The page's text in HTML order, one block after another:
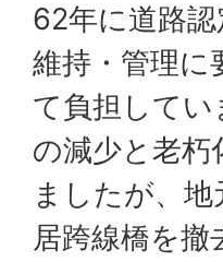
62年に道路
維持・管理に
て負担してい
の減少と老朽
ましたが、
居跨線橋を